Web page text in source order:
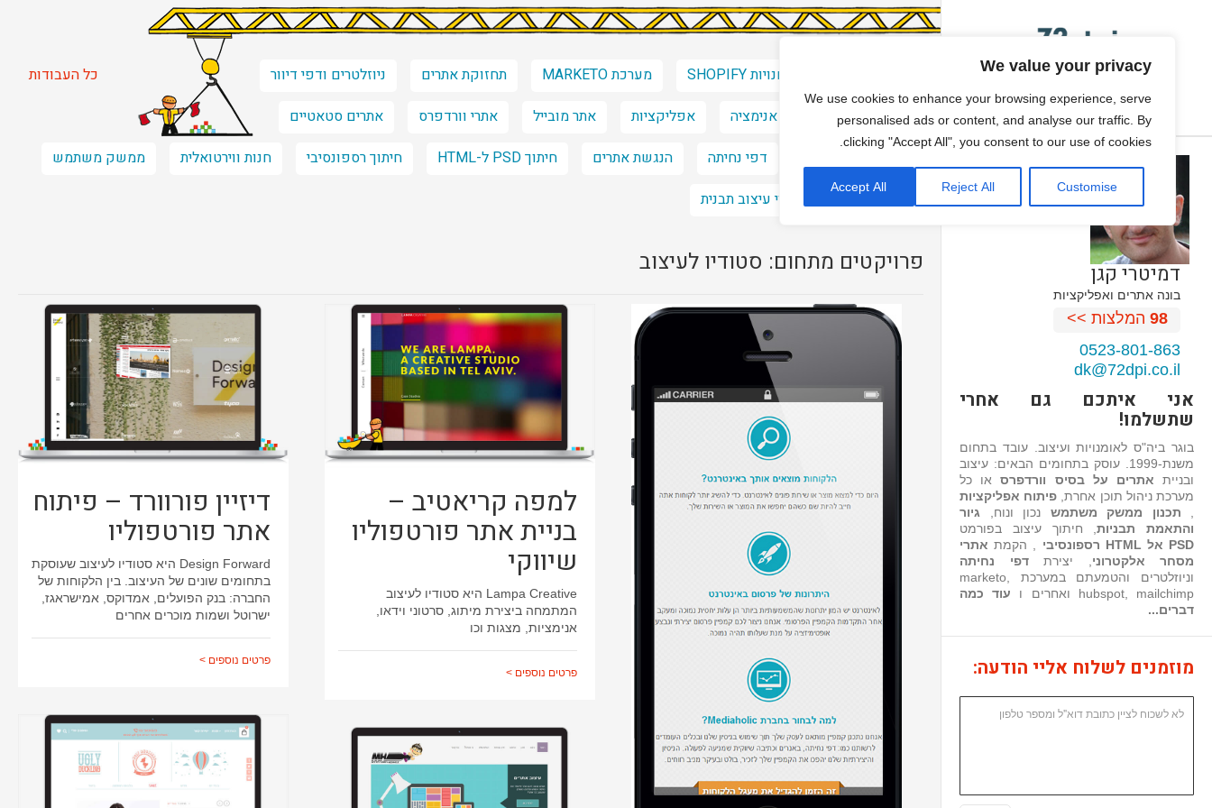
We value your privacy
We use cookies to enhance your browsing experience, serve
personalised ads or content, and analyse our traffic. By
clicking "Accept All", you consent to our use of cookies.
Customise
Reject All
Accept All
דמיטרי קגן
בונה אתרים ואפליקציות
98 המלצות >>
0523-801-863
dk@72dpi.co.il
אני איתכם גם אחרי
שתשלמו!
בוגר ביה"ס לאומנויות ועיצוב. עובד בתחום
משנת-1999. עוסק בתחומים הבאים: עיצוב
ובניית אתרים על בסיס וורדפרסאו כל
מערכת ניהול תוכן אחרת, פיתוח אפליקציות
תכנון ממשק משתמש נכון ונוח, גיור
והתאמת תבניות, חיתוך עיצוב בפורמט
PSD אל HTML רספונסיבי
, הקמת אתרי
מסחר אלקטרוני , יצירתדפי נחיתה
וניוזלטרים והטמעתם במערכת marketo,
hubspot, mailchimp ואחרים ו
עוד כמה
דברים...
מוזמנים לשלוח אליי הודעה:
כל העבודות חנויות SHOPIFY מערכת MARKETO תחזוקת אתרים
ניוזלטרים ודפי דיוור
ONE PAGE SITE
אנימציה אפליקציות אתר מובייל אתרי וורדפרס
אתרים סטאטיים
דפי נחיתה הנגשת אתרים חיתוך PSD ל-HTML חיתוך רספונסיבי חנות ווירטואלית
ממשק משתמש
עיצוב אתרים
שינוי עיצוב תבנית
פרויקטים מתחום: סטודיו לעיצוב
דיזיין פורוורד – פיתוח
אתר פורטפוליו
Design Forward היא סטודיו לעיצוב שעוסקת
בתחומים שונים של העיצוב. בין הלקוחות של
החברה: בנק הפועלים, אמדוקס, אמישראגז,
ישרוטל ושמות מוכרים אחרים
פרטים נוספים >
למפה קריאטיב –
בניית אתר פורטפוליו
שיווקי
Lampa Creative היא סטודיו לעיצוב
המתמחה ביצירת מיתוג, סרטוני וידאו,
אנימציות, מצגות וכו
פרטים נוספים >